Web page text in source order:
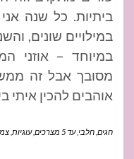
ביתיות. כל שנה
במילויים שונים,
במיוחד – אוזני
מסובך אבל זה
אוהבים להכין איתי
חגים חלבי ,עד 5 מצרכים ,עוגיות